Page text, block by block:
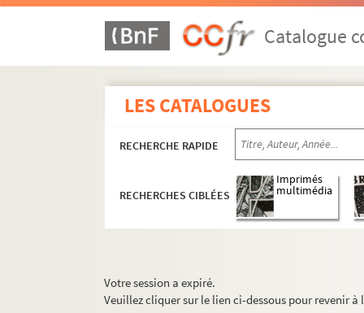
Catalogue
LES CATALOGUES
RECHERCHE RAPIDE
RECHERCHES CIBLÉES
Imprimés
multimédia
Votre session a expiré.
Veuillez cliquer sur le lien ci-dessous pour revenir